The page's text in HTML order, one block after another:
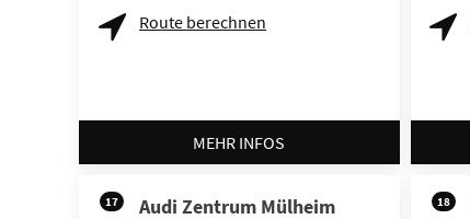
Route berechnen
MEHR INFOS
17 Audi Zentrum Mülheim 18